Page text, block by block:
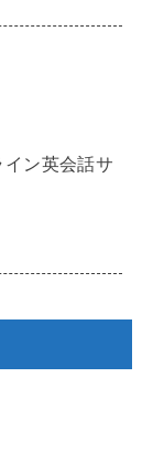
ン英会話サ